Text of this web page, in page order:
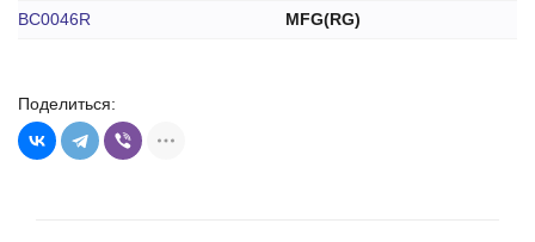
BC0046R
MFG(RG)
Поделиться: